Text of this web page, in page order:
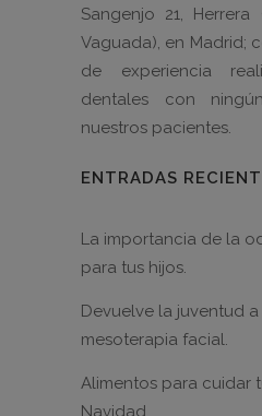
Sangenjo 21,
Vaguada), en Madrid;
de experiencia
dentales con
nuestros pacientes.
ENTRADAS
La importancia de la
para tus hijos.
Devuelve la juventud
mesoterapia facial.
Alimentos para cuidar
Navidad